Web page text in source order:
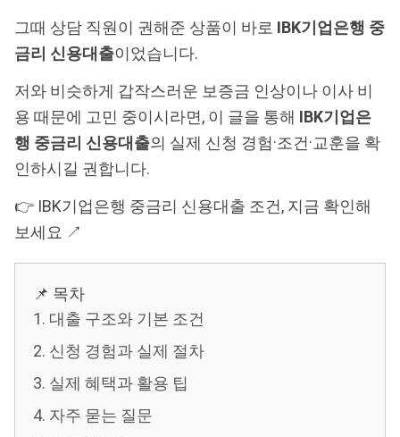
그때 상담 직원이 권해준 상품이 바로 IBK기업은행 중
금리 신용대출이었습니다.
저와 비슷하게 갑작스러운 보증금 인상이나 이사 비
용 때문에 고민 중이시라면, 이 글을 통해 IBK기업은
행 중금리 신용대출의 실제 신청 경험·조건·교훈을 확
인하시길 권합니다.
👉 IBK기업은행 중금리 신용대출 조건, 지금 확인해
보세요 ↗
📌 목차
1. 대출 구조와 기본 조건
2. 신청 경험과 실제 절차
3. 실제 혜택과 활용 팁
4. 자주 묻는 질문